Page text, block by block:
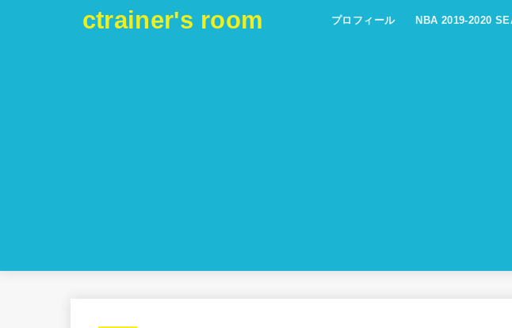
ctrainer's room プロフィール NBA 2019-2020